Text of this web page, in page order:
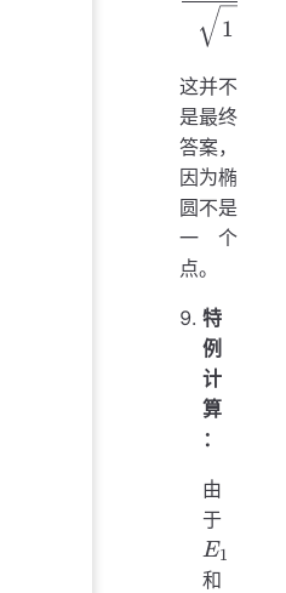
1
这并不
是最终
答案，
因为椭
圆不是
一个
点。
特
例
计
算
：
由
于
E1
和